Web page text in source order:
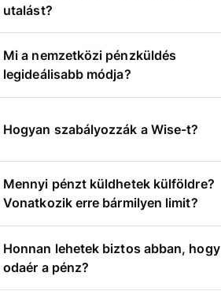
utalást?
Mi a nemzetközi pénzküldés
legideálisabb módja?
Hogyan szabályozzák a Wise-t?
Mennyi pénzt küldhetek külföldre?
Vonatkozik erre bármilyen limit?
Honnan lehetek biztos abban, hogy
odaér a pénz?